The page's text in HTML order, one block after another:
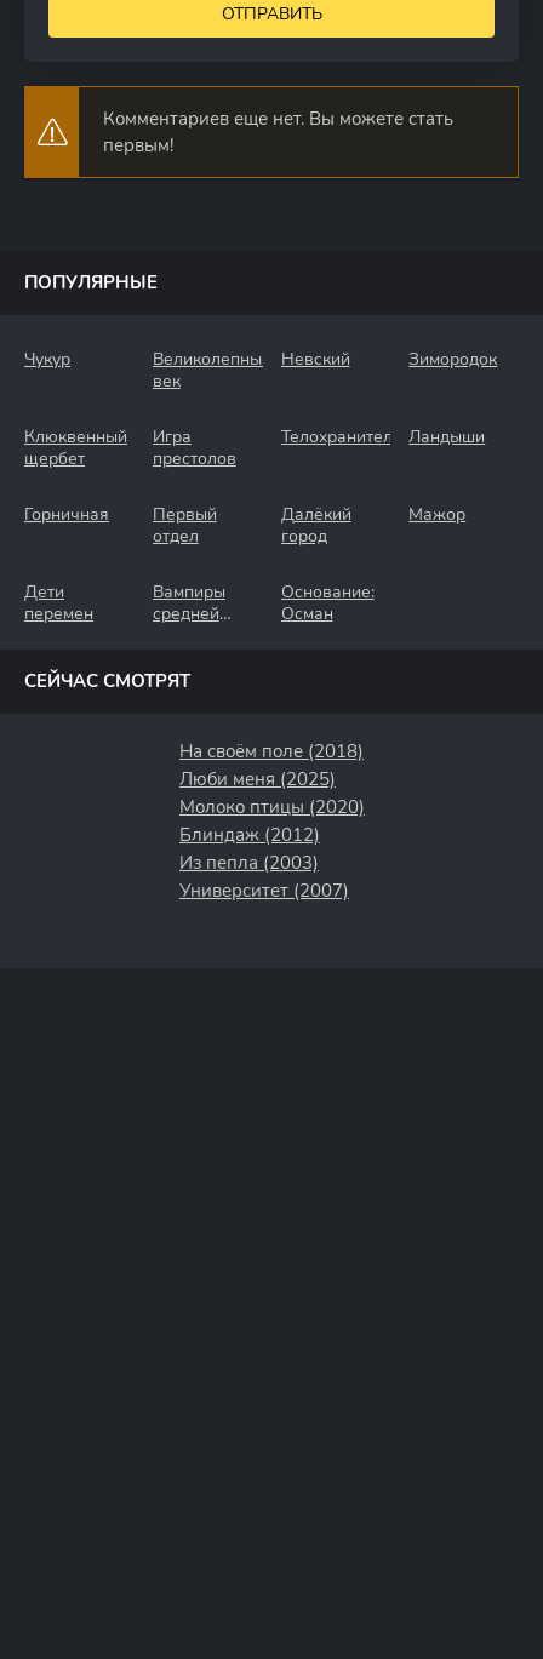
ОТПРАВИТЬ
Комментариев еще нет. Вы можете стать
первым!
ПОПУЛЯРНЫЕ
Чукур
Великолепный
век
Невский Зимородок
Клюквенный
щербет
Игра
престолов
Телохранители Ландыши
Горничная
Первый
отдел
Далёкий
город
Мажор
Дети
перемен
Вампиры
средней
Основание:
Осман
СЕЙЧАС СМОТРЯТ
На своём поле (2018)
Люби меня (2025)
Молоко птицы (2020)
Блиндаж (2012)
Из пепла (2003)
Университет (2007)